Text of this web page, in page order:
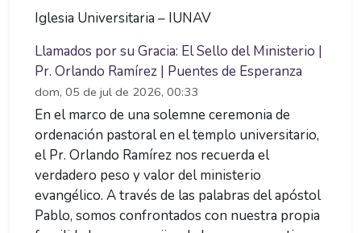
Iglesia Universitaria – IUNAV
Llamados por su Gracia: El Sello del Ministerio |
Pr. Orlando Ramírez | Puentes de Esperanza
dom, 05 de jul de 2026, 00:33
En el marco de una solemne ceremonia de
ordenación pastoral en el templo universitario,
el Pr. Orlando Ramírez nos recuerda el
verdadero peso y valor del ministerio
evangélico. A través de las palabras del apóstol
Pablo, somos confrontados con nuestra propia